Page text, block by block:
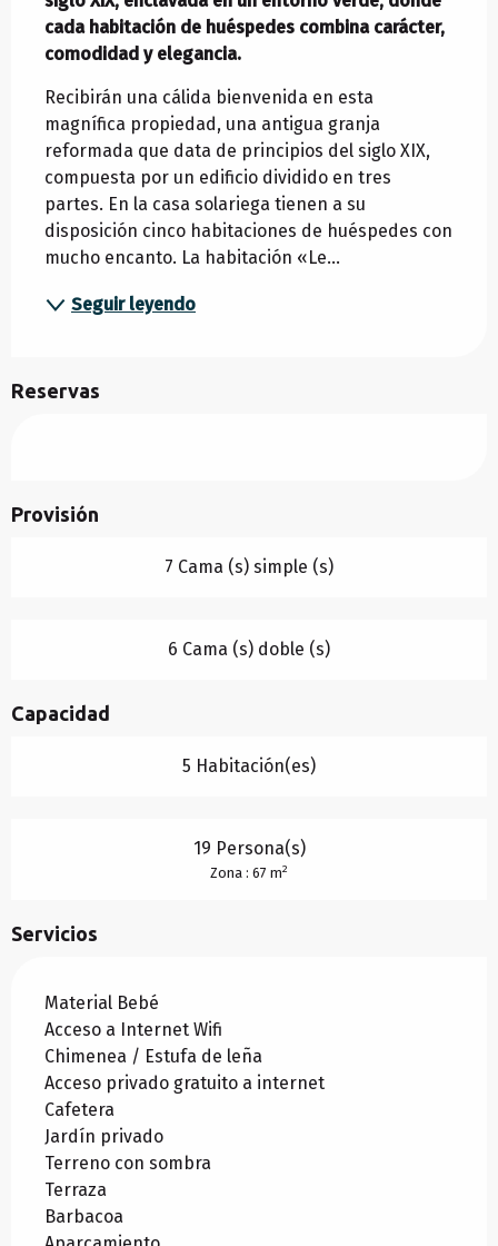
cada habitación de huéspedes combina carácter,
comodidad y elegancia.
Recibirán una cálida bienvenida en esta
magnífica propiedad, una antigua granja
reformada que data de principios del siglo XIX,
compuesta por un edificio dividido en tres
partes. En la casa solariega tienen a su
disposición cinco habitaciones de huéspedes con
mucho encanto. La habitación «Le...
Seguir leyendo
Reservas
Provisión
7 Cama (s) simple (s)
6 Cama (s) doble (s)
Capacidad
5 Habitación(es)
19 Persona(s)
Zona : 67 m2
Servicios
Material Bebé
Acceso a Internet Wifi
Chimenea / Estufa de leña
Acceso privado gratuito a internet
Cafetera
Jardín privado
Terreno con sombra
Terraza
Barbacoa